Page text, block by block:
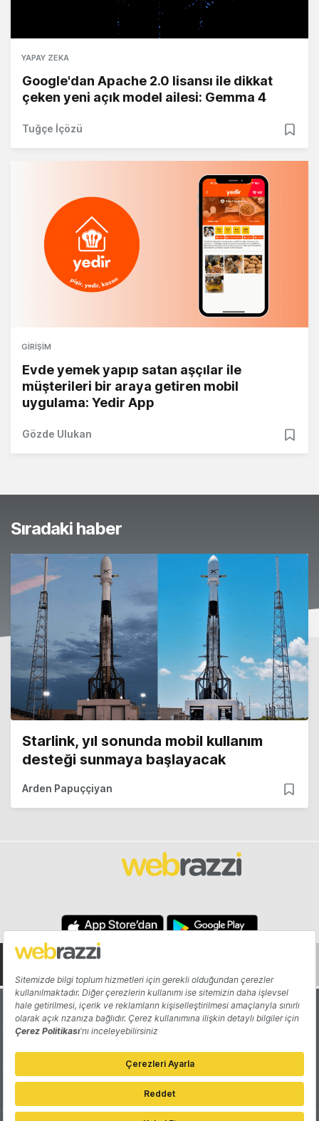
YAPAY ZEKA
Google'dan Apache 2.0 lisansı ile dikkat
çeken yeni açık model ailesi: Gemma 4
Tuğçe İçözü
GIRIŞIM
Evde yemek yapıp satan aşçılar ile
müşterileri bir araya getiren mobil
uygulama: Yedir App
Gözde Ulukan
Sıradaki haber
Starlink, yıl sonunda mobil kullanım
desteği sunmaya başlayacak
Arden Papuççiyan
Hakkında Yazarlar
Katkıda Bulun Reklam